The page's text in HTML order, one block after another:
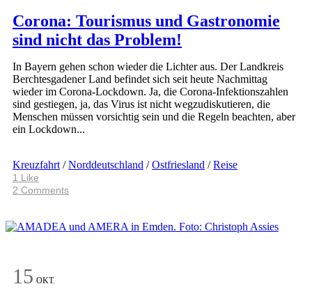
Corona: Tourismus und Gastronomie
sind nicht das Problem!
In Bayern gehen schon wieder die Lichter aus. Der Landkreis
Berchtesgadener Land befindet sich seit heute Nachmittag
wieder im Corona-Lockdown. Ja, die Corona-Infektionszahlen
sind gestiegen, ja, das Virus ist nicht wegzudiskutieren, die
Menschen müssen vorsichtig sein und die Regeln beachten, aber
ein Lockdown...
Kreuzfahrt /Norddeutschland /Ostfriesland /Reise
1 Like
2 Comments
15 OKT.